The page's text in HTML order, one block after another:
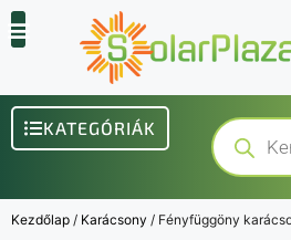
KATEGÓRIÁK
Kezdőlap / Karácsony / Fényfüggöny